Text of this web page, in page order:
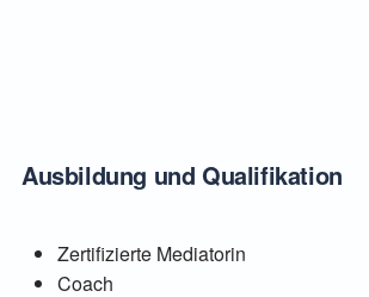
Ausbildung und Qualifikation
Zertifizierte Mediatorin
Coach